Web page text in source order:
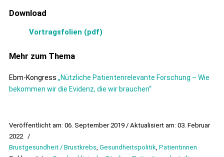
Download
Vortragsfolien (pdf)
Mehr zum Thema
Ebm-Kongress „Nützliche Patientenrelevante Forschung – Wie
bekommen wir die Evidenz, die wir brauchen“
Veröffentlicht am: 06. September 2019 / Aktualisiert am: 03. Februar
2022 /
Brustgesundheit / Brustkrebs, Gesundheitspolitik, Patientinnen